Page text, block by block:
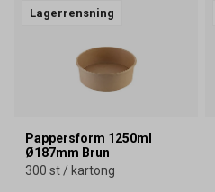
Lagerrensning
Pappersform 1250ml
Ø187mm Brun
300 st / kartong